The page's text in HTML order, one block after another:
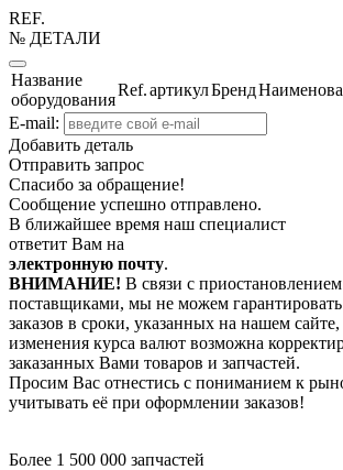
REF.
№ ДЕТАЛИ
Название
оборудования
Ref.артикулБренд
E-mail:
Добавить деталь
Отправить запрос
Спасибо за обращение!
Сообщение успешно отправлено.
В ближайшее время наш специалист
ответит Вам на
электронную почту.
ВНИМАНИЕ! В связи с приостановлением
поставщиками, мы не можем
заказов в сроки, указанных на нашем сайте,
изменения курса валют возможна
заказанных Вами товаров и запчастей.
Просим Вас отнестись с пониманием к
учитывать её при оформлении заказов!
Более 1 500 000 запчастей